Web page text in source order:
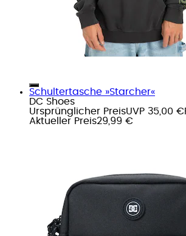
Schultertasche »Starcher«
DC Shoes
Ursprünglicher PreisUVP 35,00 €
Aktueller Preis29,99 €